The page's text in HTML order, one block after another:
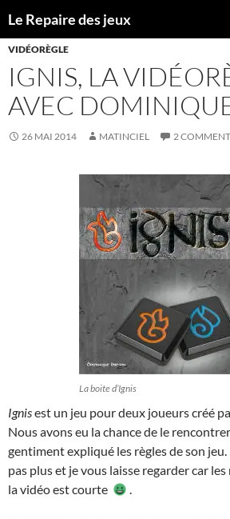
Le Repaire des jeux
AU
CONTENU
VIDÉORÈGLE
IGNIS, LA
AVEC
26 MAI 2014 MATINCIEL 2
La boite d’Ignis
Ignisest un jeu pour deux joueurs créé
Nous avons eu la chance de le
gentiment expliqué les règles de son jeu.
pas plus et je vous laisse regarder car
la vidéo est courte
.